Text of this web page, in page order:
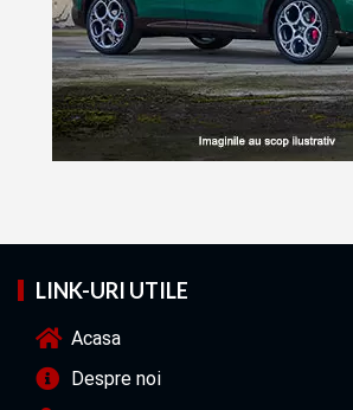
LINK-URI UTILE
Acasa
Despre noi